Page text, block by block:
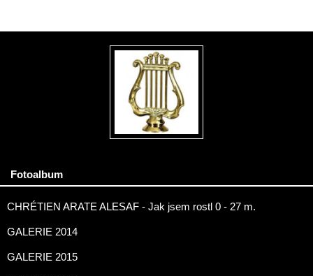
Fotoalbum
CHRÉTIEN ARATE ALESAF - Jak jsem rostl 0 - 27 m.
GALERIE 2014
GALERIE 2015